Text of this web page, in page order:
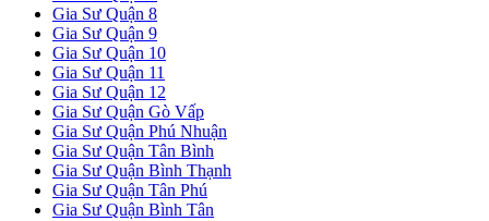
Gia Sư Quận 8
Gia Sư Quận 9
Gia Sư Quận 10
Gia Sư Quận 11
Gia Sư Quận 12
Gia Sư Quận Gò Vấp
Gia Sư Quận Phú Nhuận
Gia Sư Quận Tân Bình
Gia Sư Quận Bình Thạnh
Gia Sư Quận Tân Phú
Gia Sư Quận Bình Tân